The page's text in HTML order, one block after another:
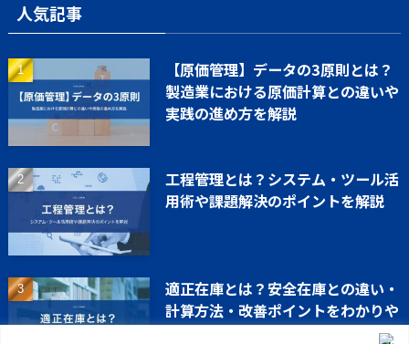
人気記事
【原価管理】データの3原則とは？
製造業における原価計算との違いや
実践の進め方を解説
工程管理とは？システム・ツール活
用術や課題解決のポイントを解説
適正在庫とは？安全在庫との違い・
計算方法・改善ポイントをわかりや
すく解説